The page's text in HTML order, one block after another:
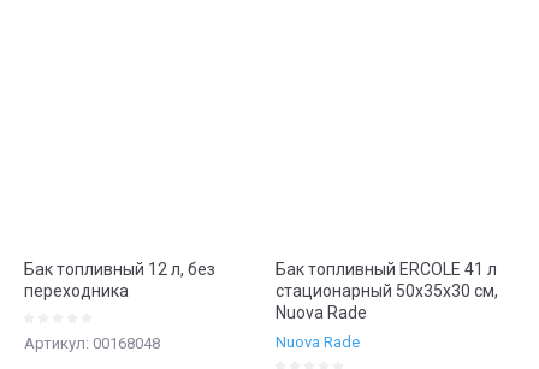
Бак топливный 12 л, без
переходника
Артикул: 00168048
Бак топливный ERCOLE 41 л
стационарный 50х35х30 см,
Nuova Rade
Nuova Rade